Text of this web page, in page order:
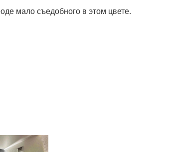
мало съедобного в этом цвете.